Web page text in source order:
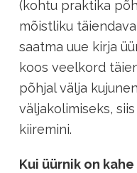
(kohtu praktika
mõistliku
saatma uue kirja
koos veelkord
põhjal välja
väljakolimiseks,
kiiremini.
Kui üürnik on